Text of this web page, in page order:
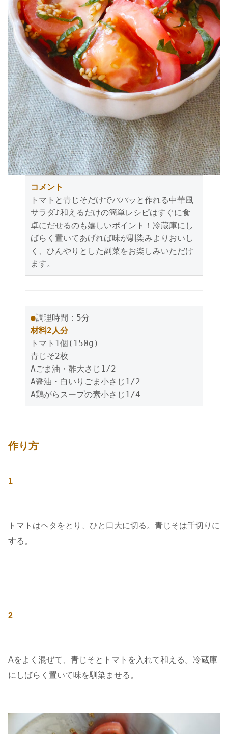
コメント
トマトと青じそだけでパパッと作れる中華風
サラダ♪和えるだけの簡単レシピはすぐに食
卓にだせるのも嬉しいポイント！冷蔵庫にし
ばらく置いてあげれば味が馴染みよりおいし
く、ひんやりとした副菜をお楽しみいただけ
ます。
●調理時間：5分
材料2人分
トマト1個(150g)
青じそ2枚
Aごま油・酢大さじ1/2
A醤油・白いりごま小さじ1/2
A鶏がらスープの素小さじ1/4
作り方
1
トマトはヘタをとり、ひと口大に切る。青じそは千切りに
する。
2
Aをよく混ぜて、青じそとトマトを入れて和える。冷蔵庫
にしばらく置いて味を馴染ませる。